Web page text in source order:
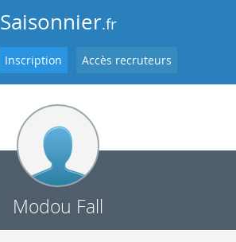
Saisonnier.fr
Inscription Accès recruteurs
Modou Fall